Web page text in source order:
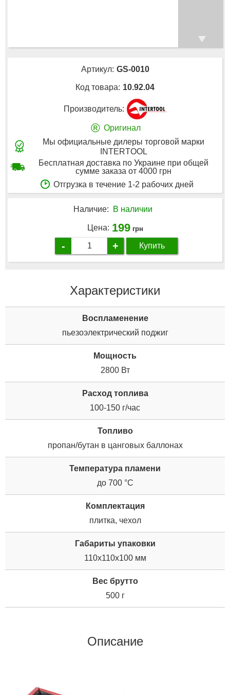
Артикул: GS-0010
Код товара: 10.92.04
Производитель:
® Оригинал
Мы официальные дилеры торговой марки
INTERTOOL
Бесплатная доставка по Украине при общей
сумме заказа от 4000 грн
Отгрузка в течение 1-2 рабочих дней
Наличие: В наличии
Цена: 199 грн
- + Купить
Характеристики
Воспламенение
пьезоэлектрический поджиг
Мощность
2800 Вт
Расход топлива
100-150 г/час
Топливо
пропан/бутан в цанговых баллонах
Температура пламени
до 700 °С
Комплектация
плитка, чехол
Габариты упаковки
110x110x100 мм
Вес брутто
500 г
Описание